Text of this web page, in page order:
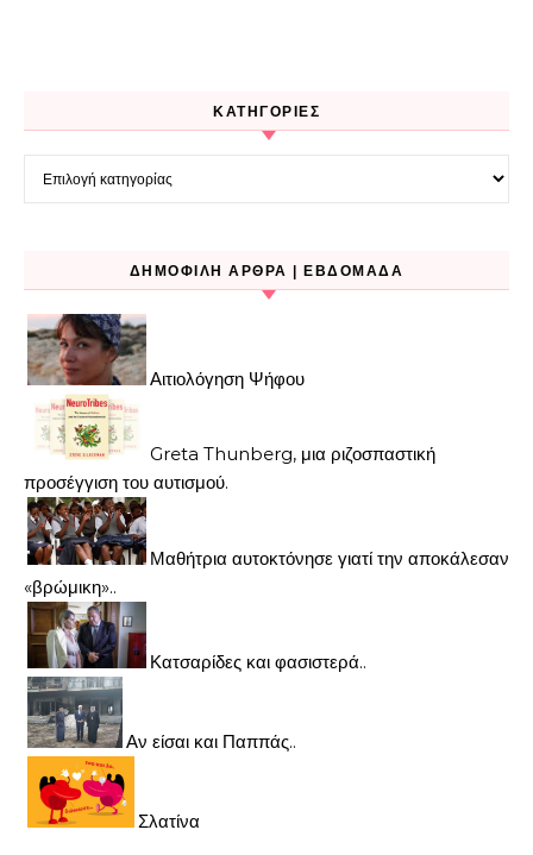
KΑΤΗΓΟΡΊΕΣ
Kατηγορίες
ΔΗΜΟΦΙΛΉ ΆΡΘΡΑ | ΕΒΔΟΜΆΔΑ
Αιτιολόγηση Ψήφου
Greta Thunberg, μια ριζοσπαστική
προσέγγιση του αυτισμού.
Μαθήτρια αυτοκτόνησε γιατί την αποκάλεσαν
«βρώμικη»..
Κατσαρίδες και φασιστερά..
Αν είσαι και Παππάς..
Σλατίνα